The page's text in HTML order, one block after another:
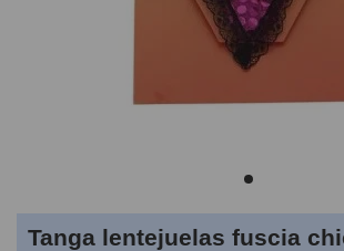
Tanga lentejuelas fuscia